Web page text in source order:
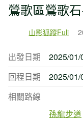
鶯歌區鶯歌
山影狐蹤Fuli
出發日期
2025/01/
回程日期
2025/01/
相關路線
孫龍步道